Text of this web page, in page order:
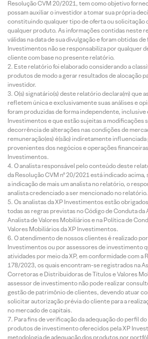
Resolução CVM 20/2021, tem como objetivo
possam auxiliar o investidor a tomar sua própria
constituindo qualquer tipo de oferta ou solicitação
qualquer produto. As informações contidas neste
válidas na data de sua divulgação e foram obtidas
Investimentos não se responsabiliza por qualquer
cliente com base no presente relatório.
Este relatório foi elaborado considerando a
produtos de modo a gerar resultados de alocação
investidor.
O(s) signatário(s) deste relatório declara(m) que
refletem única e exclusivamente suas análises e
foram produzidas de forma independente, inclusive
Investimentos e que estão sujeitas a modificações
decorrência de alterações nas condições de
remuneração(es) é(são) indiretamente
provenientes dos negócios e operações
Investimentos.
O analista responsável pelo conteúdo deste
da Resolução CVM nº 20/2021 está indicado
a indicação de mais um analista no relatório, o
analista credenciado a ser mencionado no relatório.
Os analistas da XP Investimentos estão
todas as regras previstas no Código de Conduta da
Analista de Valores Mobiliários e na Política de
Valores Mobiliários da XP Investimentos.
O atendimento de nossos clientes é realizado
Investimentos ou por assessores de investimento
atividades por meio da XP, em conformidade com a
178/2023, os quais encontram-se registrados na
Corretoras e Distribuidoras de Títulos e Valores
assessor de investimento não pode realizar
gestão de patrimônio de clientes, devendo atuar
solicitar autorização prévia do cliente para a
no mercado de capitais.
Para fins de verificação da adequação do perfil
produtos de investimento oferecidos pela XP
metodologia de adequação dos produtos por